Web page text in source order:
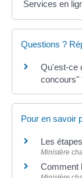
Services en
Questions ?
Qu'est-ce
concours"
Pour en savoir
Les
Ministère
Comment